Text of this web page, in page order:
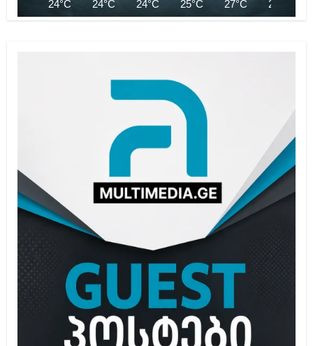
24°C 24°C 24°C 25°C 27°C 28°C